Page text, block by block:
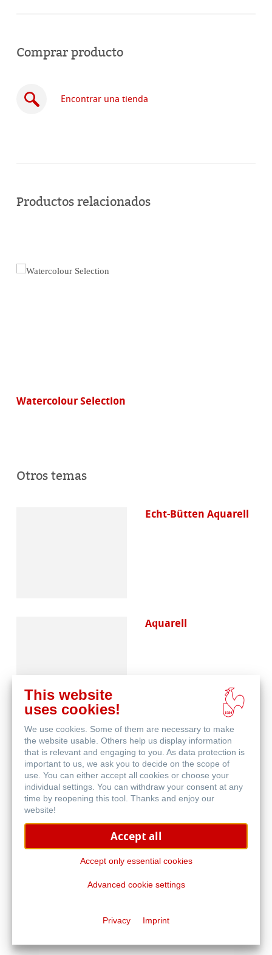
Comprar producto
Encontrar una tienda
línea
Productos relacionados
Watercolour Selection
Otros temas
Echt-Bütten Aquarell
Aquarell
Skizze & Zeichnen
Häufig gestellte
Fragen
This website
uses cookies!
We use cookies. Some of them are necessary to make
the website usable. Others help us display information
that is relevant and engaging to you. As data protection is
important to us, we ask you to decide on the scope of
use. You can either accept all cookies or choose your
individual settings. You can withdraw your consent at any
time by reopening this tool. Thanks and enjoy our
website!
Accept all
Accept only essential cookies
Advanced cookie settings
Privacy Imprint